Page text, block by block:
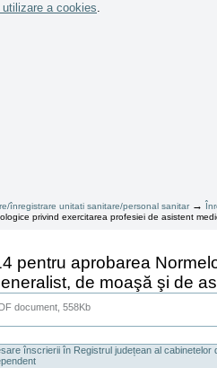
a cookies.
înregistrare unitati sanitare/personal sanitar →
privind exercitarea profesiei de asistent
pentru aprobarea
de moaşă şi de
document, 558Kb
înscrierii în Registrul județean al